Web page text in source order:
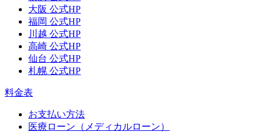
大阪 公式HP
福岡 公式HP
川越 公式HP
高崎 公式HP
仙台 公式HP
札幌 公式HP
料金表
お支払い方法
医療ローン（メディカルローン）